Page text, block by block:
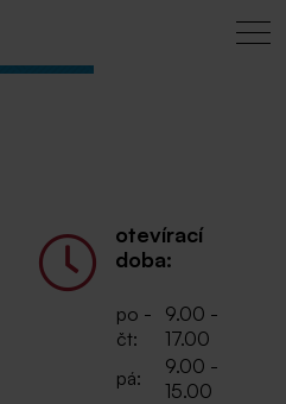
otevírací
doba:
po -
čt:
9.00 -
17.00
pá:
9.00 -
15.00